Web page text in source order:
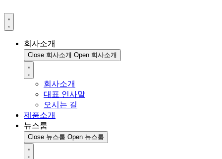
회사소개
Close 회사소개 Open 회사소개
회사소개
대표 인사말
오시는 길
제품소개
뉴스룸
Close 뉴스룸 Open 뉴스룸